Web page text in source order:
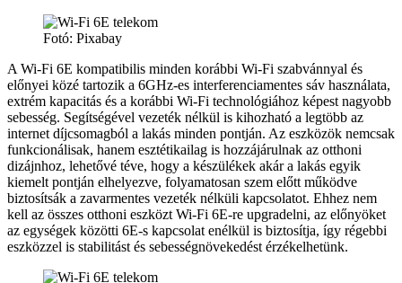
Fotó: Pixabay
A Wi-Fi 6E kompatibilis minden korábbi Wi-Fi szabvánnyal és
előnyei közé tartozik a 6GHz-es interferenciamentes sáv használata,
extrém kapacitás és a korábbi Wi-Fi technológiához képest nagyobb
sebesség. Segítségével vezeték nélkül is kihozható a legtöbb az
internet díjcsomagból a lakás minden pontján. Az eszközök nemcsak
funkcionálisak, hanem esztétikailag is hozzájárulnak az otthoni
dizájnhoz, lehetővé téve, hogy a készülékek akár a lakás egyik
kiemelt pontján elhelyezve, folyamatosan szem előtt működve
biztosítsák a zavarmentes vezeték nélküli kapcsolatot. Ehhez nem
kell az összes otthoni eszközt Wi-Fi 6E-re upgradelni, az előnyöket
az egységek közötti 6E-s kapcsolat enélkül is biztosítja, így régebbi
eszközzel is stabilitást és sebességnövekedést érzékelhetünk.